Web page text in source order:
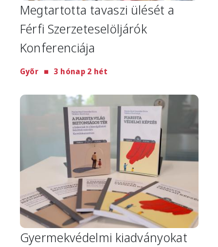
Megtartotta tavaszi ülését a
Férfi Szerzeteselöljárók
Konferenciája
Győr 3 hónap 2 hét
Image
Gyermekvédelmi kiadványokat